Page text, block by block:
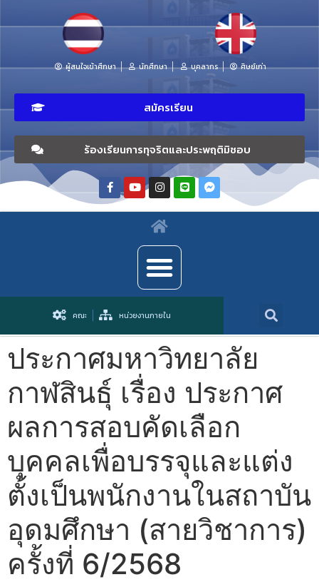
ผู้สนใจเข้าศึกษา นักศึกษา บุคลากร ศิษย์เก่า
สมัครเรียน
ร้องเรียนการทุจริตและประพฤติมิชอบ
คณะ หน่วยงานภายใน
ประกาศมหาวิทยาลัย
กาฬสินธุ์ เรื่อง ประกาศ
ผลการสอบคัดเลือก
บุคคลเพื่อบรรจุและแต่ง
ตั้งเป็นพนักงานในสถาบัน
อุดมศึกษา (สายวิชาการ)
ครั้งที่ 6/2568